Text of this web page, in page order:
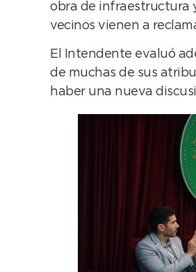
obra de infraestructura
vecinos vienen a
El Intendente evaluó
de muchas de sus
haber una nueva